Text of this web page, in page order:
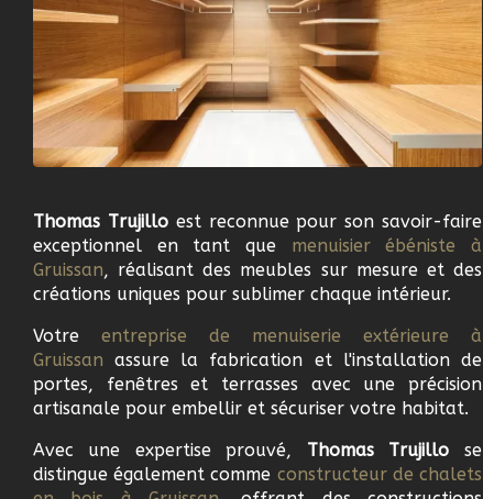
Thomas Trujilloest reconnue pour son savoir-faire
exceptionnel en tant que menuisier ébéniste à
Gruissan, réalisant des meubles sur mesure et des
créations uniques pour sublimer chaque intérieur.
Votre entreprise de menuiserie extérieure à
Gruissan assure la fabrication et l'installation de
portes, fenêtres et terrasses avec une précision
artisanale pour embellir et sécuriser votre habitat.
Avec une expertise prouvé, Thomas Trujillo se
distingue également comme constructeur de chalets